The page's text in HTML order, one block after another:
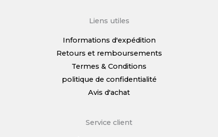
Liens utiles
Informations d'expédition
Retours et remboursements
Termes & Conditions
politique de confidentialité
Avis d'achat
Service client